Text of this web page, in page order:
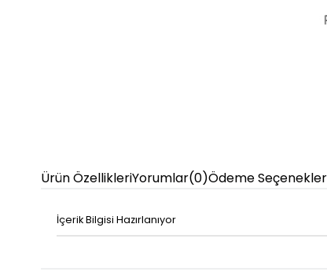
Ürün ÖzellikleriYorumlar(0)Ödeme
İçerik Bilgisi Hazırlanıyor